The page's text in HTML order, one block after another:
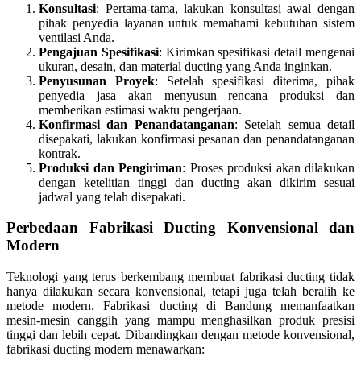
Konsultasi: Pertama-tama, lakukan konsultasi awal dengan
pihak penyedia layanan untuk memahami kebutuhan sistem
ventilasi Anda.
Pengajuan Spesifikasi: Kirimkan spesifikasi detail mengenai
ukuran, desain, dan material ducting yang Anda inginkan.
Penyusunan Proyek: Setelah spesifikasi diterima, pihak
penyedia jasa akan menyusun rencana produksi dan
memberikan estimasi waktu pengerjaan.
Konfirmasi dan Penandatanganan: Setelah semua detail
disepakati, lakukan konfirmasi pesanan dan penandatanganan
kontrak.
Produksi dan Pengiriman: Proses produksi akan dilakukan
dengan ketelitian tinggi dan ducting akan dikirim sesuai
jadwal yang telah disepakati.
Perbedaan Fabrikasi Ducting Konvensional dan
Modern
Teknologi yang terus berkembang membuat fabrikasi ducting tidak
hanya dilakukan secara konvensional, tetapi juga telah beralih ke
metode modern. Fabrikasi ducting di Bandung memanfaatkan
mesin-mesin canggih yang mampu menghasilkan produk presisi
tinggi dan lebih cepat. Dibandingkan dengan metode konvensional,
fabrikasi ducting modern menawarkan: